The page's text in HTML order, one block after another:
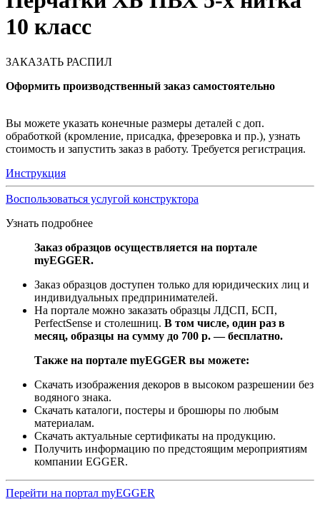
10 класс
ЗАКАЗАТЬ РАСПИЛ
Оформить производственный заказ самостоятельно
Вы можете указать конечные размеры деталей с доп.
обработкой (кромление, присадка, фрезеровка и пр.), узнать
стоимость и запустить заказ в работу. Требуется регистрация.
Инструкция
Воспользоваться услугой конструктора
Узнать подробнее
Заказ образцов осуществляется на портале
myEGGER.
Заказ образцов доступен только для юридических лиц и
индивидуальных предпринимателей.
На портале можно заказать образцы ЛДСП, БСП,
PerfectSense и столешниц. В том числе, один раз в
месяц, образцы на сумму до 700 р. — бесплатно.
Также на портале myEGGER вы можете:
Скачать изображения декоров в высоком разрешении без
водяного знака.
Скачать каталоги, постеры и брошюры по любым
материалам.
Скачать актуальные сертификаты на продукцию.
Получить информацию по предстоящим мероприятиям
компании EGGER.
Перейти на портал myEGGER